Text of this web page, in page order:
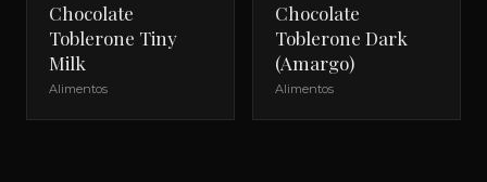
Chocolate
Toblerone Tiny
Milk
Alimentos
Chocolate
Toblerone Dark
(Amargo)
Alimentos